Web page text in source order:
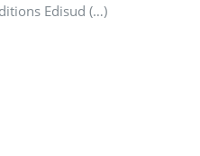
Edisud (…)